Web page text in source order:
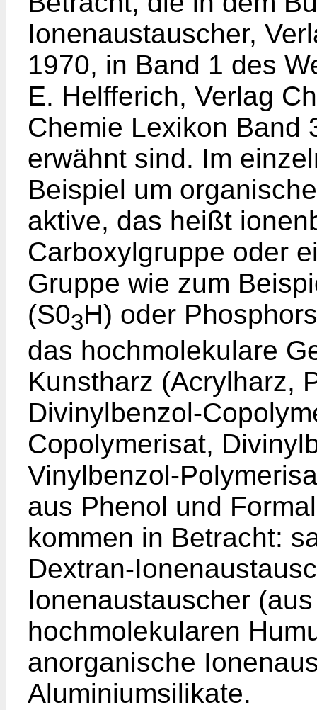
Ionenaustauscher,
1970, in Band 1 des
E. Helfferich, Verlag
Chemie Lexikon Band
erwähnt sind. Im
Beispiel um
aktive, das heißt
Carboxylgruppe oder
Gruppe wie zum
(S03H) oder
das hochmolekulare
Kunstharz (Acrylharz,
Divinylbenzol-
Copolymerisat,
Vinylbenzol-
aus Phenol und
kommen in Betracht:
Dextran-
Ionenaustauscher
hochmolekularen
anorganische
Aluminiumsilikate.